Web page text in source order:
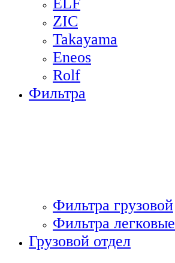
ZIC
Takayama
Eneos
Rolf
Фильтра
Фильтра грузовой
Фильтра легковые
Грузовой отдел